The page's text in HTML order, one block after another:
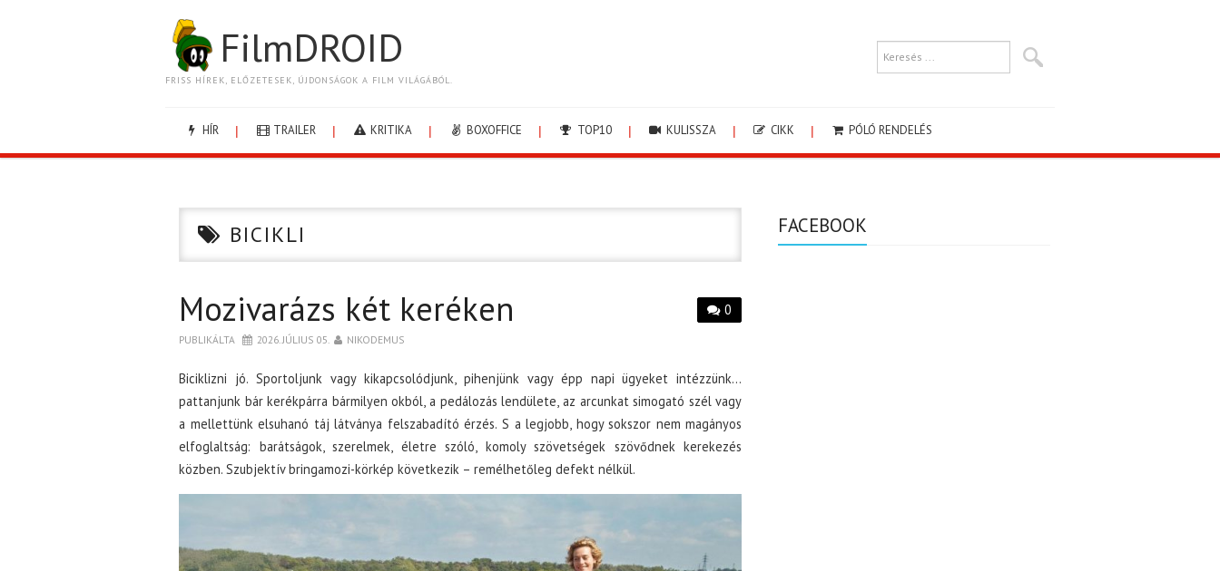
FilmDROID
FRISS HÍREK, ELŐZETESEK, ÚJDONSÁGOK A FILM VILÁGÁBÓL.
HÍR TRAILER KRITIKA BOXOFFICE TOP10 KULISSZA CIKK PÓLÓ RENDELÉS
BICIKLI
0
Mozivarázs két keréken
PUBLIKÁLTA 2026. JÚLIUS 05. NIKODEMUS
Biciklizni jó. Sportoljunk vagy kikapcsolódjunk, pihenjünk vagy épp napi ügyeket intézzünk…
pattanjunk bár kerékpárra bármilyen okból, a pedálozás lendülete, az arcunkat simogató szél vagy
a mellettünk elsuhanó táj látványa felszabadító érzés. S a legjobb, hogy sokszor nem magányos
elfoglaltság: barátságok, szerelmek, életre szóló, komoly szövetségek szövődnek kerekezés
közben. Szubjektív bringamozi-körkép következik – remélhetőleg defekt nélkül.
FACEBOOK